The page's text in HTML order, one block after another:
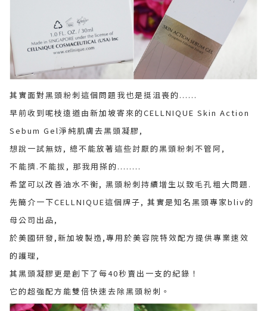
其實面對黑頭粉刺這個問題我也是挺沮喪的......
早前收到呢枝遠道由新加坡寄來的CELLNIQUE Skin Action
Sebum Gel淨純肌膚去黑頭凝膠,
想說一試無妨, 總不能放著這些討厭的黑頭粉刺不管阿,
不能擠.不能拔, 那我用搽的........
希望可以改善油水不衡, 黑頭粉刺持續增生以致毛孔粗大問題.
先簡介一下CELLNIQUE這個牌子, 其實是知名黑頭專家bliv的
母公司出品,
於美國研發,新加坡製造,專用於美容院特效配方提供專業速效
的護理,
其黑頭凝膠更是創下了每40秒賣出一支的紀錄！
它的超強配方能雙倍快速去除黑頭粉刺。